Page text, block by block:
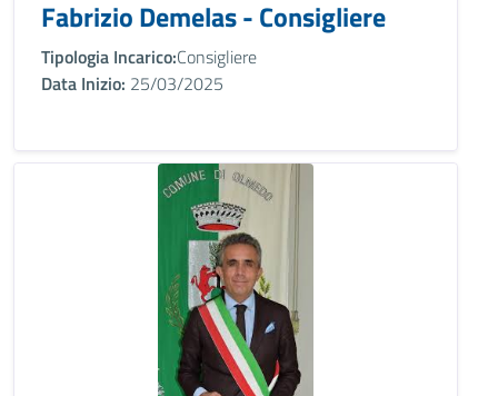
Fabrizio Demelas - Consigliere
Tipologia Incarico:Consigliere
Data Inizio: 25/03/2025